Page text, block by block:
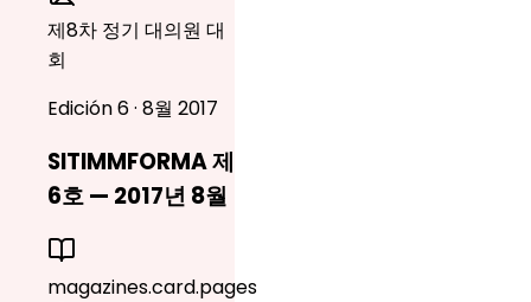
제8차 정기 대의원 대
회
Edición 6 · 8월 2017
SITIMMFORMA 제
6호 — 2017년 8월
magazines.card.pages